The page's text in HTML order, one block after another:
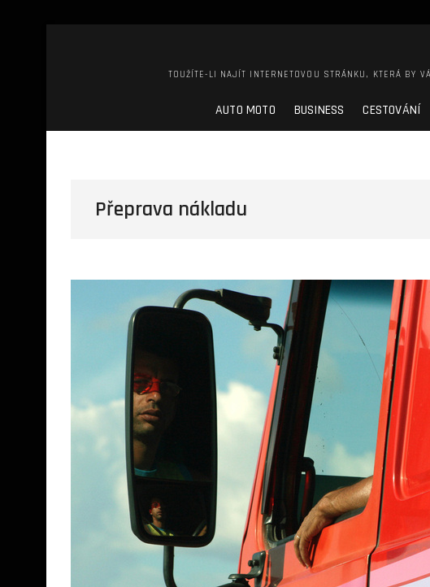
TOUŽÍTE-LI NAJÍT INTERNETOVOU STRÁNKU, KTERÁ BY
AUTO MOTO BUSINESS CESTOVÁNÍ
Přeprava nákladu